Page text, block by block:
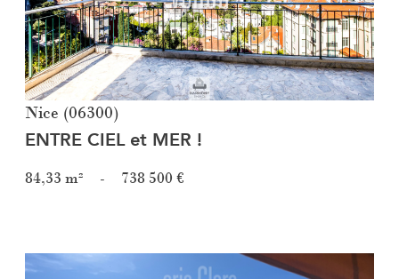
Nice (06300)
ENTRE CIEL et MER !
84,33 m² - 738 500 €